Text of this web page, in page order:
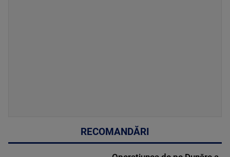
RECOMANDĂRI